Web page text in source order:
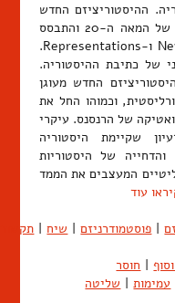
ההיסטוריציזם החדש
נולד בארצות הברית בשנות השמונים של המאה ה-20 והתבסס
בכתבי עת כגון New Literary History ו-Representations.
של כתיבת ההיסטוריה.
החדש מעוגן
וכמוהו החל את
של הרנסנס. עיקרי
שקיימת היסטוריה
של היסטוריות
המעצבים את הממד
עוד
פוסטמודרניזם שיח
חוסר
עמימות שליטה